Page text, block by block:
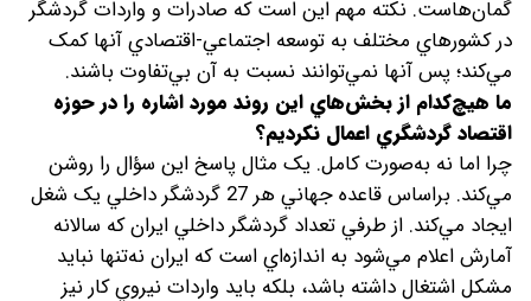
گمان‌هاست. نکته مهم اين است که صادرات و واردات گردشگر
در کشورهاي مختلف به توسعه اجتماعي-اقتصادي آنها کمک
مي‌کند؛ پس آنها نمي‌توانند نسبت به آن بي‌تفاوت باشند.
ما هيچ‌کدام از بخش‌‌هاي اين روند مورد اشاره را در حوزه
اقتصاد گردشگري اعمال نکرديم؟
چرا اما نه به‌صورت کامل. يک مثال پاسخ اين سؤال را روشن
مي‌کند. براساس قاعده جهاني هر 27 گردشگر داخلي يک شغل
ايجاد مي‌کند. از طرفي تعداد گردشگر داخلي ايران که سالانه
آمارش اعلام مي‌شود به اندازه‌اي است که ايران نه‌تنها نبايد
مشکل اشتغال داشته باشد، بلکه بايد واردات نيروي کار نيز